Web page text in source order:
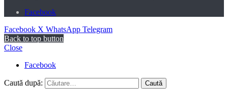
Facebook
Facebook X WhatsApp Telegram
Back to top button
Close
Facebook
Caută după: